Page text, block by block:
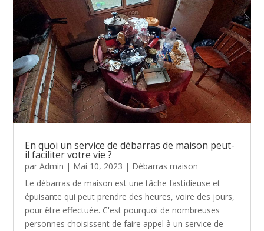
En quoi un service de débarras de maison peut-
il faciliter votre vie ?
parAdmin | Mai 10, 2023 | Débarras maison
Le débarras de maison est une tâche fastidieuse et
épuisante qui peut prendre des heures, voire des jours,
pour être effectuée. C'est pourquoi de nombreuses
personnes choisissent de faire appel à un service de